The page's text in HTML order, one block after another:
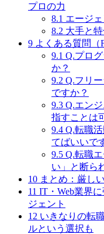
プロの力
8.1 エージ
8.2 大手と
9 よくある質問（
9.1 Q.プロ
か？
9.2 Q.フリ
ですか？
9.3 Q.エン
指すことは
9.4 Q.転職
てばいいで
9.5 Q.転職
い」と断ら
10 まとめ：厳し
11 IT・Web業界
ジェント
12 いきなりの転
ルという選択も